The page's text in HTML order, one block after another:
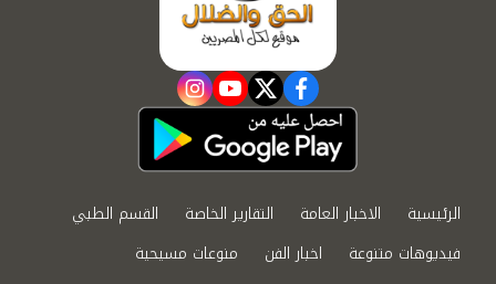
facebook
twitter
youtube
instagram
الرئيسية الاخبار العامة التقارير الخاصة
القسم الطبي
فيديوهات متنوعة
اخبار الفن
منوعات مسيحية